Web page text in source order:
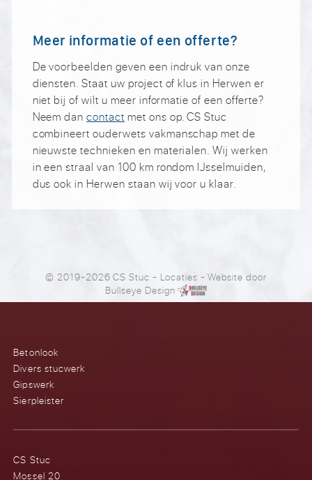
Meer informatie of een offerte?
De voorbeelden geven een indruk van onze
diensten. Staat uw project of klus in Herwen er
niet bij of wilt u meer informatie of een offerte?
Neem dancontact met ons op. CS Stuc
combineert ouderwets vakmanschap met de
nieuwste technieken en materialen. Wij werken
in een straal van 100 km rondom IJsselmuiden,
dus ook in Herwen staan wij voor u klaar.
© 2019-2026 CS Stuc- Locaties - Website door
Bullseye Design
Betonlook
Divers stucwerk
Gipswerk
Sierpleister
CS Stuc
Mossel 20